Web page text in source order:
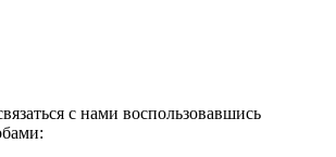
с нами воспользовавшись